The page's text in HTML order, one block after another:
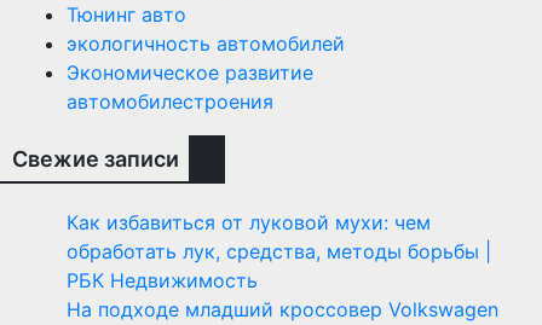
Тюнинг авто
экологичность автомобилей
Экономическое развитие
автомобилестроения
Свежие записи
Как избавиться от луковой мухи: чем
обработать лук, средства, методы борьбы |
РБК Недвижимость
На подходе младший кроссовер Volkswagen